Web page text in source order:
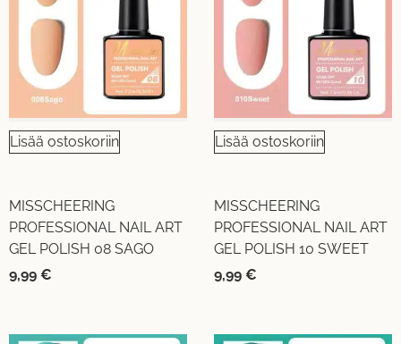
Lisää ostoskoriin
MISSCHEERING
PROFESSIONAL NAIL ART
GEL POLISH 08 SAGO
9,99 €
Lisää ostoskoriin
MISSCHEERING
PROFESSIONAL NAIL ART
GEL POLISH 10 SWEET
9,99 €